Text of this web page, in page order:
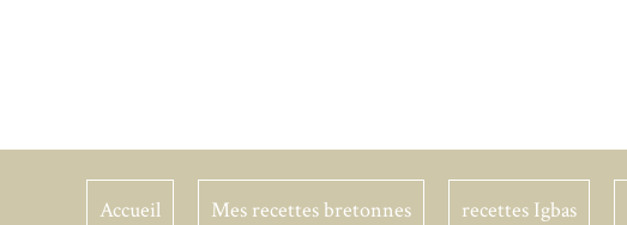
Accueil Mes recettes bretonnes recettes Igbas